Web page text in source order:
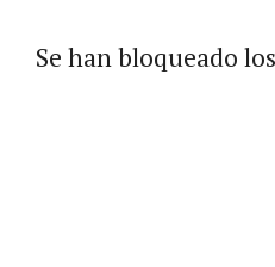
Se han bloqueado